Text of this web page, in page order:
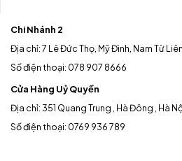
Chi Nhánh 2
Địa chỉ: 7 Lê Đức Thọ, Mỹ Đình, Nam Từ
Số điện thoại: 078 907 8666
Cửa Hàng Uỷ Quyền
Địa chỉ: 351 Quang Trung , Hà Đông , Hà
Số điện thoại: 0769 936 789